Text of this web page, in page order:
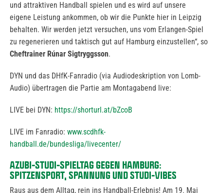
und attraktiven Handball spielen und es wird auf unsere
eigene Leistung ankommen, ob wir die Punkte hier in Leipzig
behalten. Wir werden jetzt versuchen, uns vom Erlangen-Spiel
zu regenerieren und taktisch gut auf Hamburg einzustellen“, so
Cheftrainer Rúnar Sigtryggsson.
DYN und das DHfK-Fanradio (via Audiodeskription von Lomb-
Audio) übertragen die Partie am Montagabend live:
LIVE bei DYN: https://shorturl.at/bZcoB
LIVE im Fanradio: www.scdhfk-
handball.de/bundesliga/livecenter/
AZUBI-STUDI-SPIELTAG GEGEN HAMBURG:
SPITZENSPORT, SPANNUNG UND STUDI-VIBES
Raus aus dem Alltag, rein ins Handball-Erlebnis! Am 19. Mai